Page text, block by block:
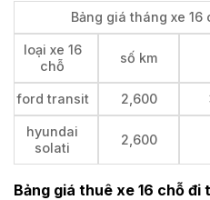
Bảng giá tháng xe
loại xe 16
chỗ
số km
ford transit 2,600
hyundai
solati
2,600
Bảng giá thuê xe 16 chỗ đi